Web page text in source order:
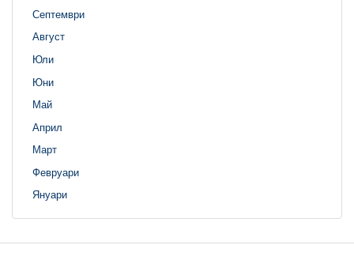
Септември
Август
Юли
Юни
Май
Април
Март
Февруари
Януари